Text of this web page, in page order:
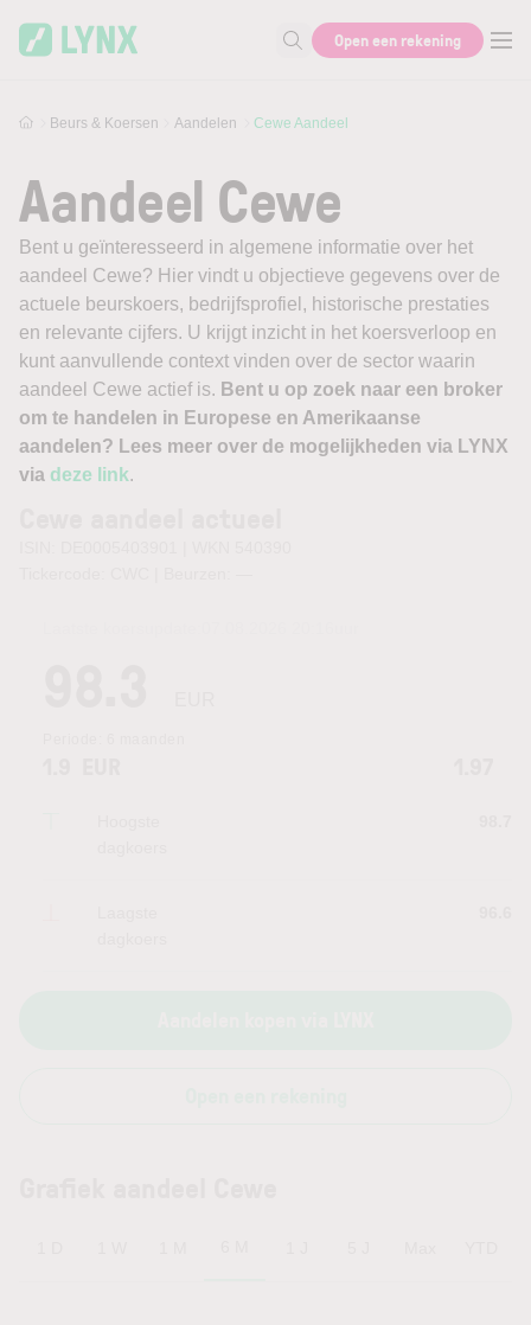
Zoek naar informatie
Open een rekening
Beurs & Koersen Aandelen Cewe Aandeel
Aandeel Cewe
Bent u geïnteresseerd in algemene informatie over het
aandeel Cewe? Hier vindt u objectieve gegevens over de
actuele beurskoers, bedrijfsprofiel, historische prestaties
en relevante cijfers. U krijgt inzicht in het koersverloop en
kunt aanvullende context vinden over de sector waarin
aandeel Cewe actief is. Bent u op zoek naar een broker
om te handelen in Europese en Amerikaanse
aandelen? Lees meer over de mogelijkheden via LYNX
via deze link.